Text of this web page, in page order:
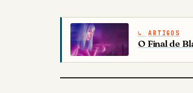
ARTIGOS
O Final de